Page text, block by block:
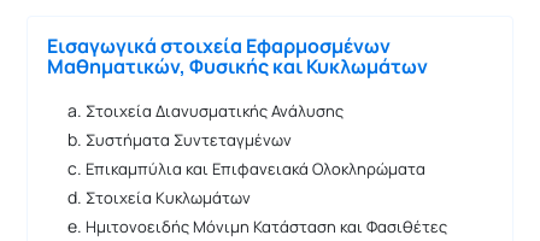
Εισαγωγικά στοιχεία Εφαρμοσμένων
Μαθηματικών, Φυσικής και Κυκλωμάτων
Στοιχεία Διανυσματικής Ανάλυσης
Συστήματα Συντεταγμένων
Επικαμπύλια και Επιφανειακά Ολοκληρώματα
Στοιχεία Κυκλωμάτων
Ημιτονοειδής Μόνιμη Κατάσταση και Φασιθέτες